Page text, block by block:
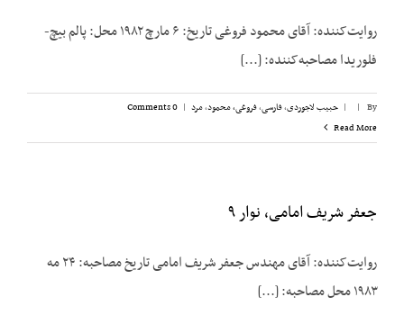
روایت‌کننده: آقای محمود فروغی تاریخ: ۶ مارچ ۱۹۸۲ محل: پالم بیچ-
فلوریدا مصاحبه‌کننده: [...]
By
|
| حبیب لاجوردی,فارسی,فروغی، محمود,مرد |
0 Comments
Read More
جعفر شریف امامی، نوار ۹
روایت‌کننده: آقای مهندس جعفر شریف امامی تاریخ مصاحبه: ۲۴ مه
۱۹۸۳ محل مصاحبه: [...]